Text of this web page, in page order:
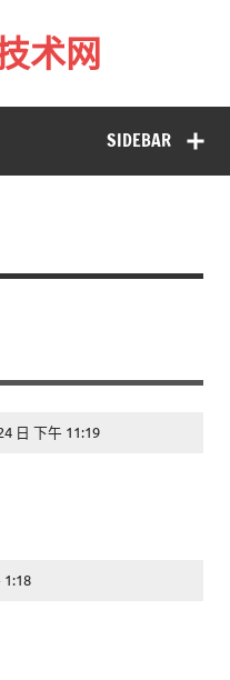
术网
SIDEBAR
日 下午 11:19
1:18